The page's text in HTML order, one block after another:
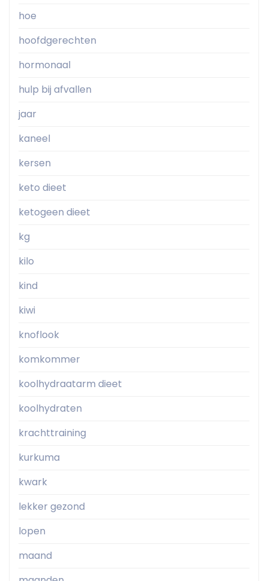
hoe
hoofdgerechten
hormonaal
hulp bij afvallen
jaar
kaneel
kersen
keto dieet
ketogeen dieet
kg
kilo
kind
kiwi
knoflook
komkommer
koolhydraatarm dieet
koolhydraten
krachttraining
kurkuma
kwark
lekker gezond
lopen
maand